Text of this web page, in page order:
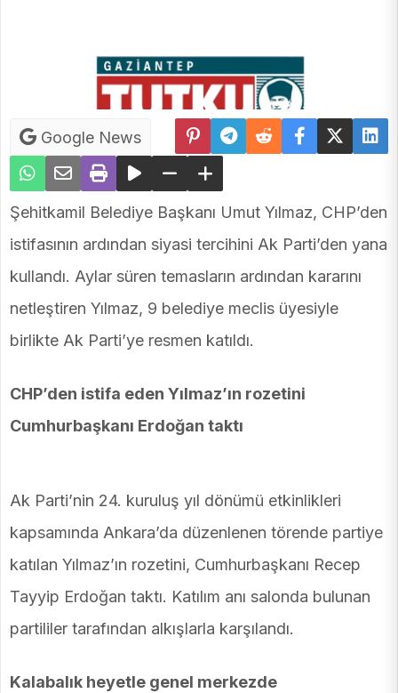
Google News
Şehitkamil Belediye Başkanı Umut Yılmaz, CHP’den
istifasının ardından siyasi tercihini Ak Parti’den yana
kullandı. Aylar süren temasların ardından kararını
netleştiren Yılmaz, 9 belediye meclis üyesiyle
birlikte Ak Parti’ye resmen katıldı.
CHP’den istifa eden Yılmaz’ın rozetini
Cumhurbaşkanı Erdoğan taktı
Ak Parti’nin 24. kuruluş yıl dönümü etkinlikleri
kapsamında Ankara’da düzenlenen törende partiye
katılan Yılmaz’ın rozetini, Cumhurbaşkanı Recep
Tayyip Erdoğan taktı. Katılım anı salonda bulunan
partililer tarafından alkışlarla karşılandı.
Kalabalık heyetle genel merkezde